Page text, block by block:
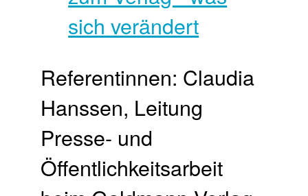
Referentinnen: Claudia
Hanssen, Leitung
Presse- und
Öffentlichkeitsarbeit